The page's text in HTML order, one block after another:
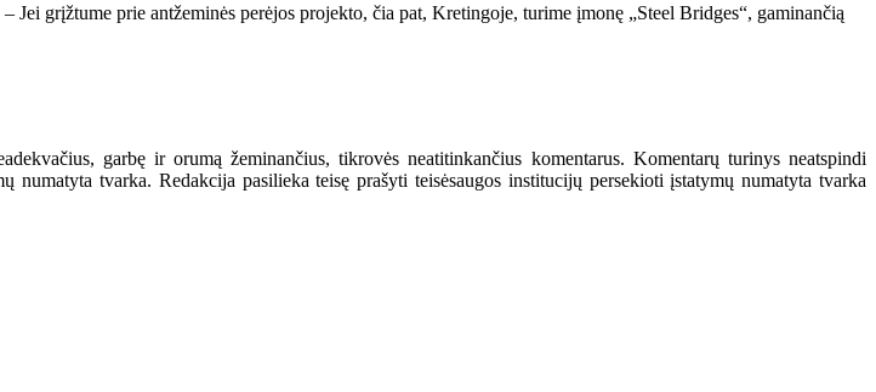
grįžtume prie antžeminės perėjos projekto, čia pat, Kretingoje, turime įmonę „Steel Bridges“, gaminančią
garbę ir orumą žeminančius, tikrovės neatitinkančius komentarus. Komentarų turinys neatspindi
tvarka. Redakcija pasilieka teisę prašyti teisėsaugos institucijų persekioti įstatymų numatyta tvarka